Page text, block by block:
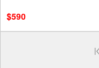
$590
偏遠